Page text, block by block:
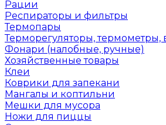
Рации
Респираторы и фильтры
Термопары
Терморегуляторы, термометры,
Фонари (налобные, ручные)
Хозяйственные товары
Клеи
Коврики для запекани
Мангалы и коптильни
Мешки для мусора
Ножи для пиццы